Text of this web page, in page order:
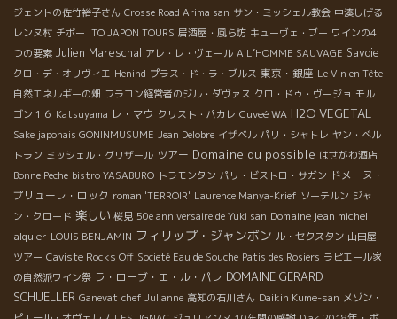
ジェントの佐竹裕子さん Crosse Road Arima san サン・ミッシェル教会 中湊しげる
レンヌ村 チボー ITO JAPON TOURS 居酒屋・風ら坊 キューヴェ・ブー ワインの4
つの要素 Julien Mareschal アレ・レ・ヴェール A L’HOMME SAUVAGE Savoie
クロ・デ・オリヴィエ Henind プラス・ド・ラ・ブルス 東京・銀座 Le Vin en Tête
自然エネルギーの畑 フラコン経営者のジル・ダヴァス クロ・ドゥ・ヴージョ モル
ゴン１６ Katsuyama レ・マウ クリスト・パカレ Cuveé WA H2O VEGETAL
Sake japonais GONINMUSUME Jean Delobre イザベル パリ・シャトレ ヤン・ベル
トラン ミッシェル・グリザール ツアー Domaine du possible はせがわ酒店
Bonne Peche bistro YASABURO トラモンタン パリ・ビストロ・サガン ドメーヌ・
プリューレ・ロック roman 'TERROIR' Laurence Manya-Krief ソーテルン ジャ
ン・クロード 楽しい 桜見 50e anniversaire de Yuki san Domaine jean michel
alquier LOUIS BENJAMIN フィリップ・ジャンボン ル・セクスタン 山田屋
ツアー Caviste Rocks Off Societé Eau de Souche Patis des Rosiers ラピエール家
の自然派ワイン祭 ラ・ローブ・エ・ル・パレ DOMAINE GERARD
SCHUELLER Ganevat chef Julianne 高知の石川さん Daikin Kume-san メゾン・